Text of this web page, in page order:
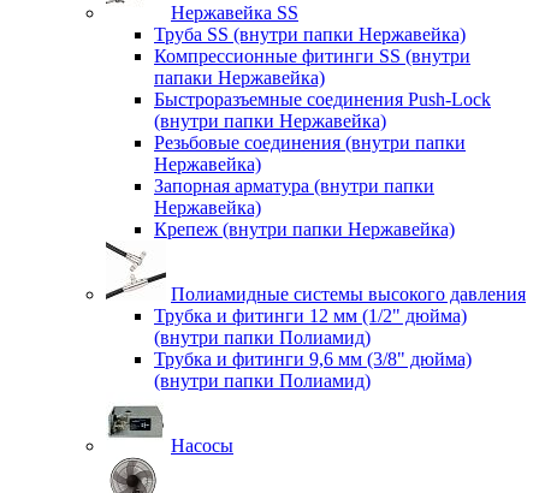
Нержавейка SS
Труба SS (внутри папки Нержавейка)
Компрессионные фитинги SS (внутри
папаки Нержавейка)
Быстроразъемные соединения Push-Lock
(внутри папки Нержавейка)
Резьбовые соединения (внутри папки
Нержавейка)
Запорная арматура (внутри папки
Нержавейка)
Крепеж (внутри папки Нержавейка)
Полиамидные системы высокого давления
Трубка и фитинги 12 мм (1/2" дюйма)
(внутри папки Полиамид)
Трубка и фитинги 9,6 мм (3/8" дюйма)
(внутри папки Полиамид)
Насосы